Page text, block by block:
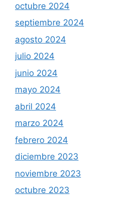
octubre 2024
septiembre 2024
agosto 2024
julio 2024
junio 2024
mayo 2024
abril 2024
marzo 2024
febrero 2024
diciembre 2023
noviembre 2023
octubre 2023